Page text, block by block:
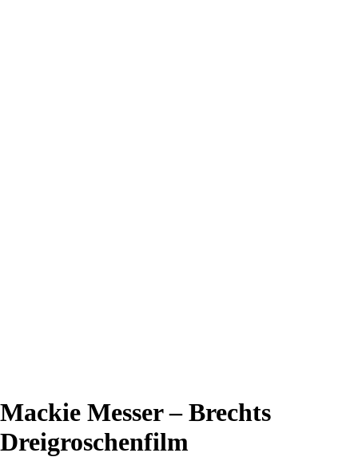
Mackie Messer – Brechts
Dreigroschenfilm